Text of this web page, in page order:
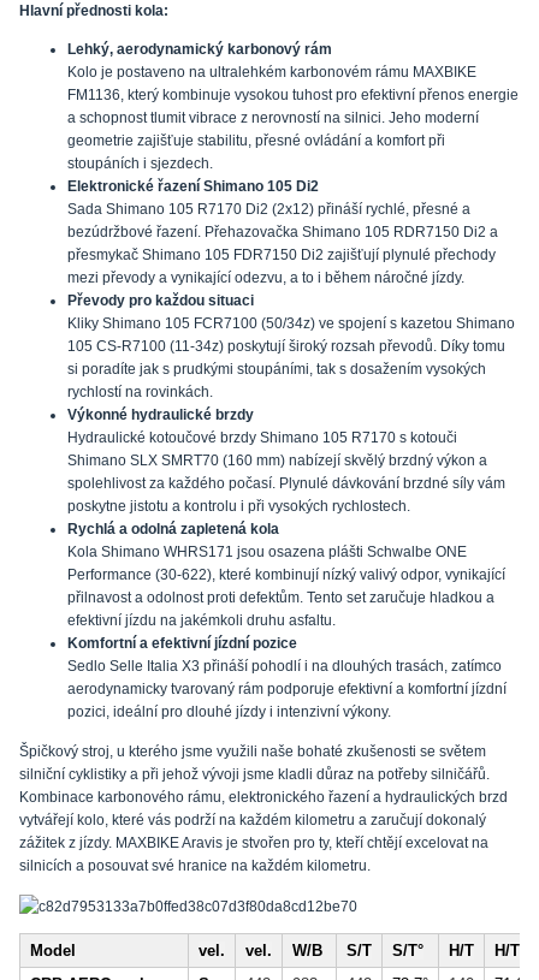
Hlavní přednosti kola:
Lehký, aerodynamický karbonový rám
Kolo je postaveno na ultralehkém karbonovém rámu MAXBIKE
FM1136, který kombinuje vysokou tuhost pro efektivní přenos energie
a schopnost tlumit vibrace z nerovností na silnici. Jeho moderní
geometrie zajišťuje stabilitu, přesné ovládání a komfort při
stoupáních i sjezdech.
Elektronické řazení Shimano 105 Di2
Sada Shimano 105 R7170 Di2 (2x12) přináší rychlé, přesné a
bezúdržbové řazení. Přehazovačka Shimano 105 RDR7150 Di2 a
přesmykač Shimano 105 FDR7150 Di2 zajišťují plynulé přechody
mezi převody a vynikající odezvu, a to i během náročné jízdy.
Převody pro každou situaci
Kliky Shimano 105 FCR7100 (50/34z) ve spojení s kazetou Shimano
105 CS-R7100 (11-34z) poskytují široký rozsah převodů. Díky tomu
si poradíte jak s prudkými stoupáními, tak s dosažením vysokých
rychlostí na rovinkách.
Výkonné hydraulické brzdy
Hydraulické kotoučové brzdy Shimano 105 R7170 s kotouči
Shimano SLX SMRT70 (160 mm) nabízejí skvělý brzdný výkon a
spolehlivost za každého počasí. Plynulé dávkování brzdné síly vám
poskytne jistotu a kontrolu i při vysokých rychlostech.
Rychlá a odolná zapletená kola
Kola Shimano WHRS171 jsou osazena plášti Schwalbe ONE
Performance (30-622), které kombinují nízký valivý odpor, vynikající
přilnavost a odolnost proti defektům. Tento set zaručuje hladkou a
efektivní jízdu na jakémkoli druhu asfaltu.
Komfortní a efektivní jízdní pozice
Sedlo Selle Italia X3 přináší pohodlí i na dlouhých trasách, zatímco
aerodynamicky tvarovaný rám podporuje efektivní a komfortní jízdní
pozici, ideální pro dlouhé jízdy i intenzivní výkony.
Špičkový stroj, u kterého jsme využili naše bohaté zkušenosti se světem
silniční cyklistiky a při jehož vývoji jsme kladli důraz na potřeby silničářů.
Kombinace karbonového rámu, elektronického řazení a hydraulických brzd
vytvářejí kolo, které vás podrží na každém kilometru a zaručují dokonalý
zážitek z jízdy. MAXBIKE Aravis je stvořen pro ty, kteří chtějí excelovat na
silnicích a posouvat své hranice na každém kilometru.
Model vel. vel. W/B S/T S/T° H/T
H/T °